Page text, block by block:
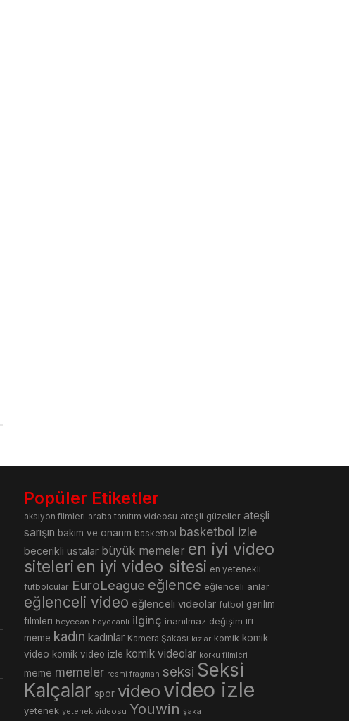
Popüler Etiketler
aksiyon filmleri araba tanıtım videosu ateşli güzeller ateşli
sarışın bakım ve onarım basketbol basketbol izle
becerikli ustalar büyük memeler en iyi video
siteleri en iyi video sitesi en yetenekli
futbolcular EuroLeague eğlence eğlenceli anlar
eğlenceli video eğlenceli videolar futbol gerilim
filmleri heyecan heyecanlı ilginç inanılmaz değişim iri
meme kadın kadınlar Kamera Şakası kizlar komik komik
video komik video izle komik videolar korku filmleri
meme memeler resmi fragman seksi Seksi
Kalçalar spor video video izle
yetenek yetenek videosu Youwin şaka